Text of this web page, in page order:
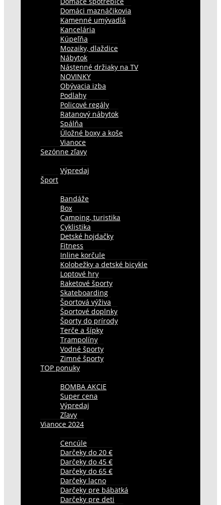
Domáci maznáčikovia
Kamenné umývadlá
Kancelária
Kúpeľňa
Mozaiky, dlaždice
Nábytok
Nástenné držiaky na TV
NOVINKY
Obývacia izba
Podlahy
Policové regály
Ratanový nábytok
Spálňa
Úložné boxy a koše
Vianoce
Sezónne zľavy
Výpredaj
Šport
Bandáže
Box
Camping, turistika
Cyklistika
Detské hojdačky
Fitness
Inline korčule
Kolobežky a detské bicykle
Loptové hry
Raketové športy
Skateboarding
Športová výživa
Športové doplnky
Športy do prírody
Terče a šípky
Trampolíny
Vodné športy
Zimné športy
TOP ponuky
BOMBA AKCIE
Super cena
Výpredaj
Zľavy
Vianoce 2024
Cencúle
Darčeky do 20 €
Darčeky do 45 €
Darčeky do 65 €
Darčeky lacno
Darčeky pre bábätká
Darčeky pre deti